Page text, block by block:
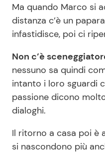
Info
Chi siamo
Disclaimer e Privacy
Redazione
Contattaci
Ma quando Marco si
distanza c’è un
infastidisce, poi ci
Non c’è
nessuno sa quindi
intanto i loro sguardi
passione dicono
dialoghi.
Il ritorno a casa poi è
si nascondono più